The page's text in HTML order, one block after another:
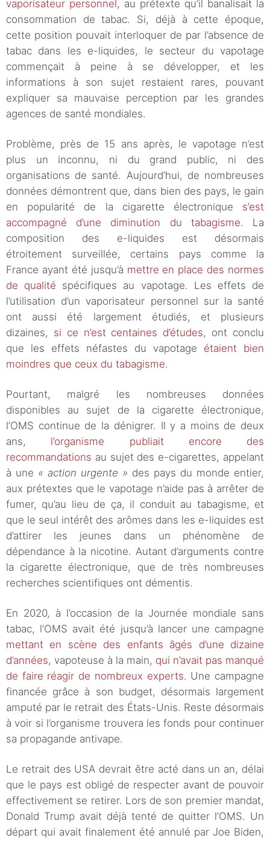
vaporisateur personnel, au prétexte qu’il banalisait la
consommation de tabac. Si, déjà à cette époque,
cette position pouvait interloquer de par l’absence de
tabac dans les e-liquides, le secteur du vapotage
commençait à peine à se développer, et les
informations à son sujet restaient rares, pouvant
expliquer sa mauvaise perception par les grandes
agences de santé mondiales.
Problème, près de 15 ans après, le vapotage n’est
plus un inconnu, ni du grand public, ni des
organisations de santé. Aujourd’hui, de nombreuses
données démontrent que, dans bien des pays, le gain
en popularité de la cigarette électronique s’est
accompagné d’une diminution du tabagisme. La
composition des e-liquides est désormais
étroitement surveillée, certains pays comme la
France ayant été jusqu’à mettre en place des normes
de qualité spécifiques au vapotage. Les effets de
l’utilisation d’un vaporisateur personnel sur la santé
ont aussi été largement étudiés, et plusieurs
dizaines, si ce n’est centaines d’études, ont conclu
que les effets néfastes du vapotage étaient bien
moindres que ceux du tabagisme.
Pourtant, malgré les nombreuses données
disponibles au sujet de la cigarette électronique,
l’OMS continue de la dénigrer. Il y a moins de deux
ans, l’organisme publiait encore des
recommandations au sujet des e-cigarettes, appelant
à une « action urgente » des pays du monde entier,
aux prétextes que le vapotage n’aide pas à arrêter de
fumer, qu’au lieu de ça, il conduit au tabagisme, et
que le seul intérêt des arômes dans les e-liquides est
d’attirer les jeunes dans un phénomène de
dépendance à la nicotine. Autant d’arguments contre
la cigarette électronique, que de très nombreuses
recherches scientifiques ont démentis.
En 2020, à l’occasion de la Journée mondiale sans
tabac, l’OMS avait été jusqu’à lancer une campagne
mettant en scène des enfants âgés d’une dizaine
d’années, vapoteuse à la main, qui n’avait pas manqué
de faire réagir de nombreux experts. Une campagne
financée grâce à son budget, désormais largement
amputé par le retrait des États-Unis. Reste désormais
à voir si l’organisme trouvera les fonds pour continuer
sa propagande antivape.
Le retrait des USA devrait être acté dans un an, délai
que le pays est obligé de respecter avant de pouvoir
effectivement se retirer. Lors de son premier mandat,
Donald Trump avait déjà tenté de quitter l’OMS. Un
départ qui avait finalement été annulé par Joe Biden,